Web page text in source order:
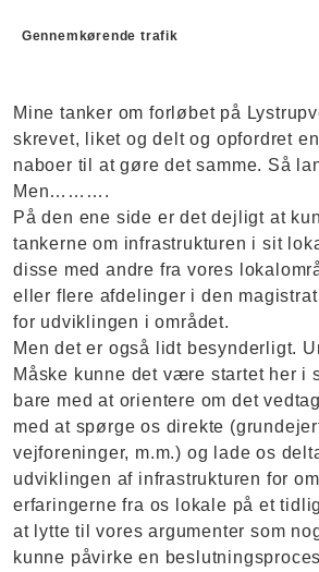
Forslagskategorier
Gennemkørende trafik
Mine tanker om forløbet på
skrevet, liket og delt og opfordret
naboer til at gøre det samme. Så
Men……….
På den ene side er det dejligt at
tankerne om infrastrukturen i sit
disse med andre fra vores
eller flere afdelinger i den
for udviklingen i området.
Men det er også lidt besynderligt.
Måske kunne det være startet her i
bare med at orientere om det
med at spørge os direkte
vejforeninger, m.m.) og lade os
udviklingen af infrastrukturen for
erfaringerne fra os lokale på et
at lytte til vores argumenter som
kunne påvirke en